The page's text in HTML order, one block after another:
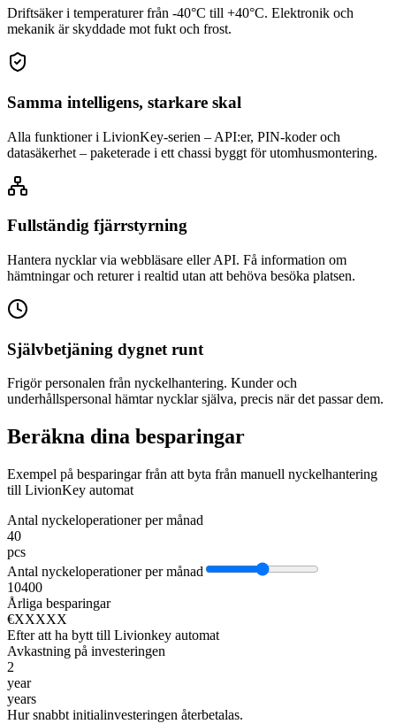
Driftsäker i temperaturer från -40°C till +40°C. Elektronik och
mekanik är skyddade mot fukt och frost.
Samma intelligens, starkare skal
Alla funktioner i LivionKey-serien – API:er, PIN-koder och
datasäkerhet – paketerade i ett chassi byggt för utomhusmontering.
Fullständig fjärrstyrning
Hantera nycklar via webbläsare eller API. Få information om
hämtningar och returer i realtid utan att behöva besöka platsen.
Självbetjäning dygnet runt
Frigör personalen från nyckelhantering. Kunder och
underhållspersonal hämtar nycklar själva, precis när det passar dem.
Beräkna dina besparingar
Exempel på besparingar från att byta från manuell nyckelhantering
till LivionKey automat
Antal nyckeloperationer per månad
40
pcs
Antal nyckeloperationer per månad
10400
Årliga besparingar
€XXXXX
Efter att ha bytt till Livionkey automat
Avkastning på investeringen
2
year
years
Hur snabbt initialinvesteringen återbetalas.